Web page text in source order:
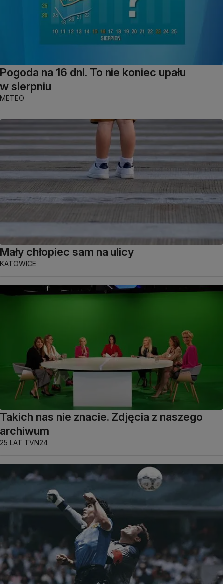
Pogoda na 16 dni. To nie koniec upału
w sierpniu
METEO
Mały chłopiec sam na ulicy
KATOWICE
Takich nas nie znacie. Zdjęcia z naszego
archiwum
25 LAT TVN24